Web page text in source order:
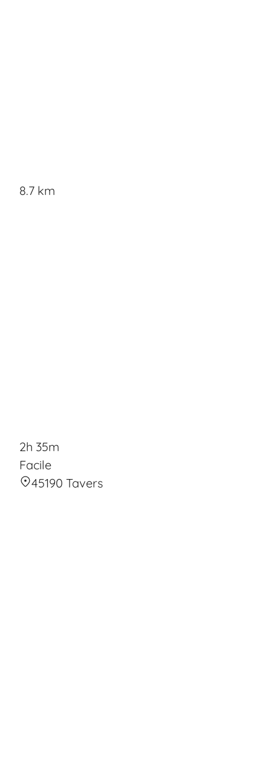
8.7 km
2h 35m
Facile
45190 Tavers